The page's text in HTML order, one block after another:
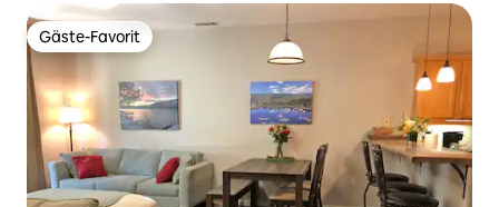
Gäste-Favorit
Gäste-Favorit